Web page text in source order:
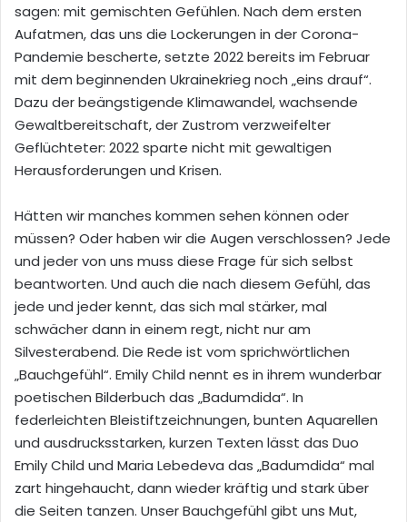
sagen: mit gemischten Gefühlen. Nach dem ersten
Aufatmen, das uns die Lockerungen in der Corona-
Pandemie bescherte, setzte 2022 bereits im Februar
mit dem beginnenden Ukrainekrieg noch „eins drauf“.
Dazu der beängstigende Klimawandel, wachsende
Gewaltbereitschaft, der Zustrom verzweifelter
Geflüchteter: 2022 sparte nicht mit gewaltigen
Herausforderungen und Krisen.
Hätten wir manches kommen sehen können oder
müssen? Oder haben wir die Augen verschlossen? Jede
und jeder von uns muss diese Frage für sich selbst
beantworten. Und auch die nach diesem Gefühl, das
jede und jeder kennt, das sich mal stärker, mal
schwächer dann in einem regt, nicht nur am
Silvesterabend. Die Rede ist vom sprichwörtlichen
„Bauchgefühl“. Emily Child nennt es in ihrem wunderbar
poetischen Bilderbuch das „Badumdida“. In
federleichten Bleistiftzeichnungen, bunten Aquarellen
und ausdrucksstarken, kurzen Texten lässt das Duo
Emily Child und Maria Lebedeva das „Badumdida“ mal
zart hingehaucht, dann wieder kräftig und stark über
die Seiten tanzen. Unser Bauchgefühl gibt uns Mut,